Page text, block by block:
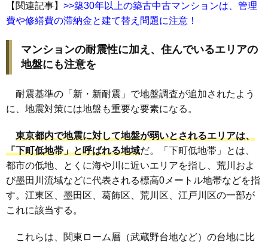
【関連記事】 >>築30年以上の築古中古マンションは、管理
費や修繕費の滞納金と建て替え問題に注意！
マンションの耐震性に加え、住んでいるエリアの
地盤にも注意を
耐震基準の「新・新耐震」で地盤調査が追加されたよう
に、地震対策には地盤も重要な要素になる。
東京都内で地震に対して地盤が弱いとされるエリアは、
「下町低地帯」と呼ばれる地域だ。「下町低地帯」とは、
都市の低地、とくに海や川に近いエリアを指し、荒川およ
び墨田川流域などに代表される標高0メートル地帯などを指
す。江東区、墨田区、葛飾区、荒川区、江戸川区の一部が
これに該当する。
これらは、関東ローム層（武蔵野台地など）の台地に比